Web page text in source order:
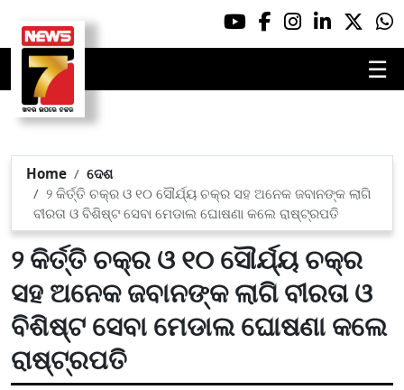
☰
Home
ଦେଶ
୨ କିର୍ତ୍ତି ଚକ୍ର ଓ ୧୦ ସୌର୍ଯ୍ୟ ଚକ୍ର ସହ ଅନେକ ଜବାନଙ୍କ ଲାଗି
ବୀରତା ଓ ବିଶିଷ୍ଟ ସେବା ମେଡାଲ ଘୋଷଣା କଲେ ରାଷ୍ଟ୍ରପତି
୨ କିର୍ତ୍ତି ଚକ୍ର ଓ ୧୦ ସୌର୍ଯ୍ୟ ଚକ୍ର
ସହ ଅନେକ ଜବାନଙ୍କ ଲାଗି ବୀରତା ଓ
ବିଶିଷ୍ଟ ସେବା ମେଡାଲ ଘୋଷଣା କଲେ
ରାଷ୍ଟ୍ରପତି